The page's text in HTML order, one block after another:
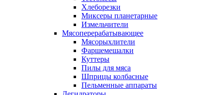
Хлеборезки
Миксеры планетарные
Измельчители
Мясоперерабатывающее
Мясорыхлители
Фаршемешалки
Куттеры
Пилы для мяса
Шприцы колбасные
Пельменные аппараты